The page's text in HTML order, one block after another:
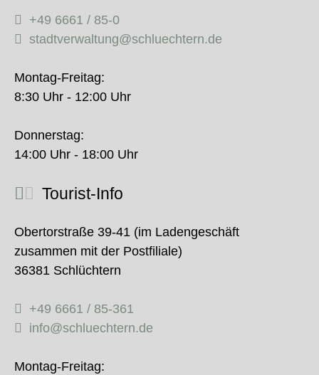
+49 6661 / 85-0
stadtverwaltung@schluechtern.de
Montag-Freitag:
8:30 Uhr - 12:00 Uhr
Donnerstag:
14:00 Uhr - 18:00 Uhr
Tourist-Info
Obertorstraße 39-41 (im Ladengeschäft
zusammen mit der Postfiliale)
36381 Schlüchtern
+49 6661 / 85-361
info@schluechtern.de
Montag-Freitag: